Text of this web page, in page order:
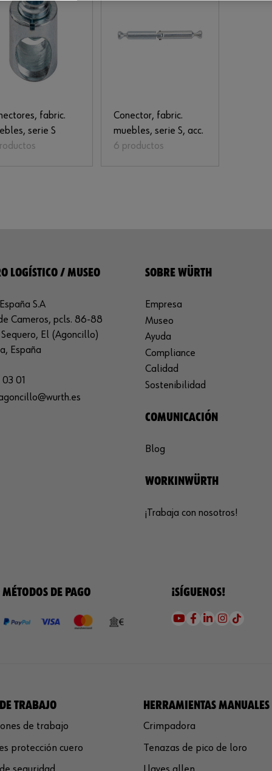
fabric.
serie S
Conector, fabric.
muebles, serie S, acc.
6 productos
LOGÍSTICO / MUSEO
S.A
Cameros, pcls. 86-88
El (Agoncillo)
España
01
SOBRE WÜRTH
Empresa
Museo
Ayuda
Compliance
Calidad
Sostenibilidad
COMUNICACIÓN
Blog
WORKINWÜRTH
¡Trabaja con nosotros!
MÉTODOS DE PAGO ¡SÍGUENOS!
TRABAJO
de trabajo
protección cuero
HERRAMIENTAS MANUALES
Crimpadora
Tenazas de pico de loro